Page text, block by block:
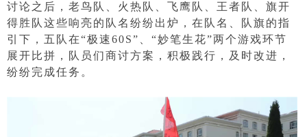
讨论之后，老鸟队、火热队、飞鹰队、王者队、旗开
得胜队这些响亮的队名纷纷出炉，在队名、队旗的指
引下，五队在“极速60S”、“妙笔生花”两个游戏环节
展开比拼，队员们商讨方案，积极践行，及时改进，
纷纷完成任务。